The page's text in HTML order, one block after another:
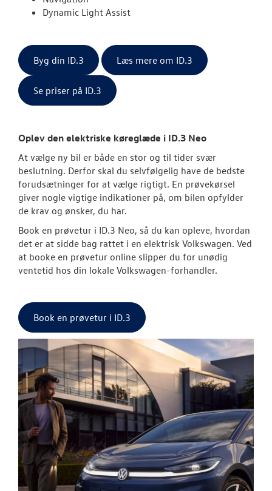
Dynamic Light Assist
Byg din ID.3 Læs mere om ID.3
Se priser på ID.3
Oplev den elektriske køreglæde i ID.3 Neo
At vælge ny bil er både en stor og til tider svær
beslutning. Derfor skal du selvfølgelig have de bedste
forudsætninger for at vælge rigtigt. En prøvekørsel
giver nogle vigtige indikationer på, om bilen opfylder
de krav og ønsker, du har.
Book en prøvetur i ID.3 Neo, så du kan opleve, hvordan
det er at sidde bag rattet i en elektrisk Volkswagen. Ved
at booke en prøvetur online slipper du for unødig
ventetid hos din lokale Volkswagen-forhandler.
Book en prøvetur i ID.3